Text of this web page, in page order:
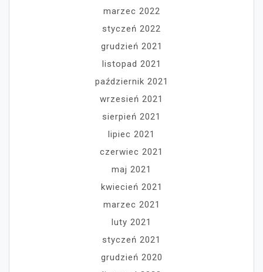
marzec 2022
styczeń 2022
grudzień 2021
listopad 2021
październik 2021
wrzesień 2021
sierpień 2021
lipiec 2021
czerwiec 2021
maj 2021
kwiecień 2021
marzec 2021
luty 2021
styczeń 2021
grudzień 2020